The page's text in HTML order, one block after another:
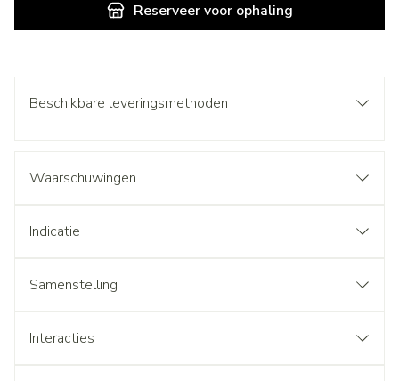
Reserveervoor ophaling
Beschikbare leveringsmethoden
Waarschuwingen
Indicatie
Samenstelling
Interacties